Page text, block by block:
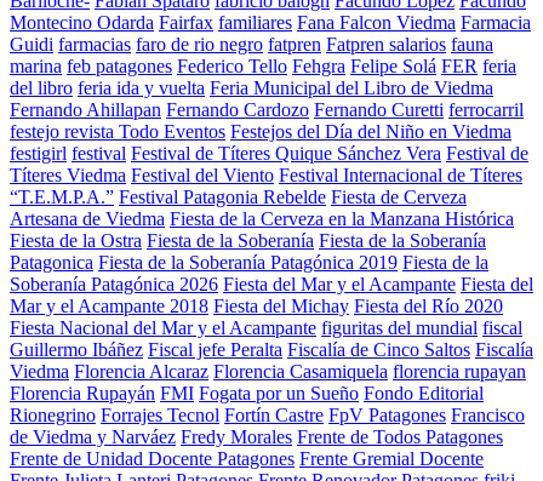
Montecino Odarda Fairfax familiares Fana Falcon Viedma Farmacia
Guidi farmacias faro de rio negro fatpren Fatpren salarios fauna
marina feb patagones Federico Tello Fehgra Felipe Solá FER feria
del libro feria ida y vuelta Feria Municipal del Libro de Viedma
Fernando Ahillapan Fernando Cardozo Fernando Curetti ferrocarril
festejo revista Todo Eventos Festejos del Día del Niño en Viedma
festigirl festival Festival de Títeres Quique Sánchez Vera Festival de
Títeres Viedma Festival del Viento Festival Internacional de Títeres
“T.E.M.P.A.” Festival Patagonia Rebelde Fiesta de Cerveza
Artesana de Viedma Fiesta de la Cerveza en la Manzana Histórica
Fiesta de la Ostra Fiesta de la Soberanía Fiesta de la Soberanía
Patagonica Fiesta de la Soberanía Patagónica 2019 Fiesta de la
Soberanía Patagónica 2026 Fiesta del Mar y el Acampante Fiesta del
Mar y el Acampante 2018 Fiesta del Michay Fiesta del Río 2020
Fiesta Nacional del Mar y el Acampante figuritas del mundial fiscal
Guillermo Ibáñez Fiscal jefe Peralta Fiscalía de Cinco Saltos Fiscalía
Viedma Florencia Alcaraz Florencia Casamiquela florencia rupayan
Florencia Rupayán FMI Fogata por un Sueño Fondo Editorial
Rionegrino Forrajes Tecnol Fortín Castre FpV Patagones Francisco
de Viedma y Narváez Fredy Morales Frente de Todos Patagones
Frente de Unidad Docente Patagones Frente Gremial Docente